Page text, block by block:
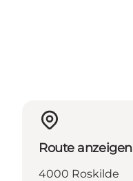
Route anzeigen
4000 Roskilde